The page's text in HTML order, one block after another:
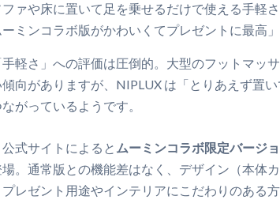
ファや床に置いて足を乗せるだけで使える手軽さ
ーミンコラボ版がかわいくてプレゼントに最高」
軽さ」への評価は圧倒的。大型のフットマッ
向がありますが、NIPLUX は「とりあえず置
がっているようです。
式サイトによると ムーミンコラボ限定バージ
場。通常版との機能差はなく、デザイン（本体
プレゼント用途やインテリアにこだわりのある